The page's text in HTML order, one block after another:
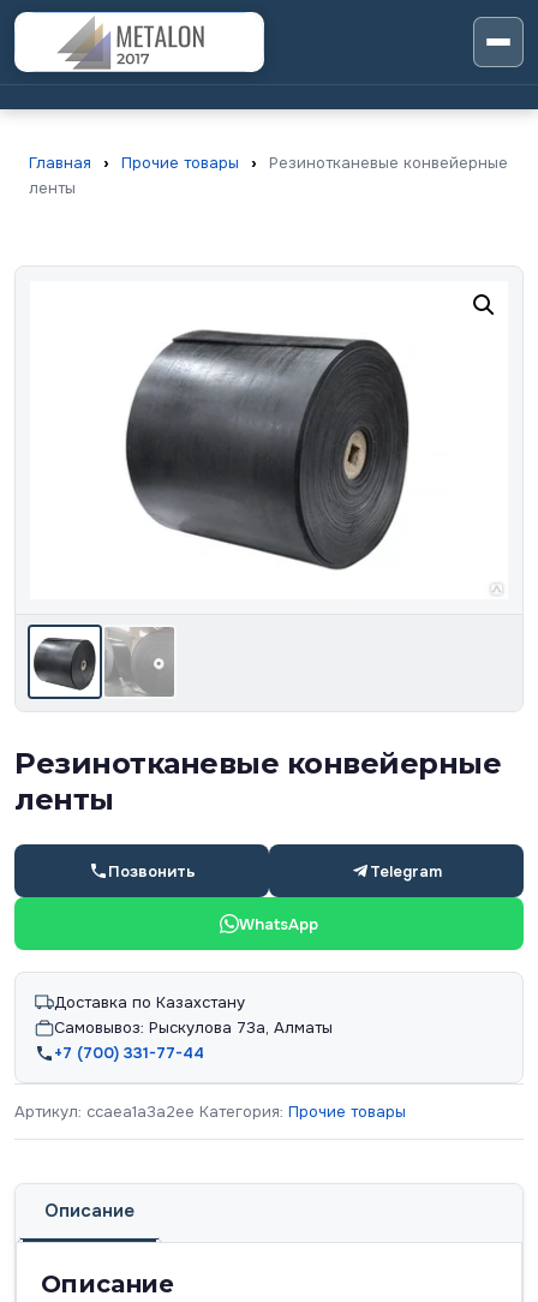
Главная › Прочие товары ›
Резинотканевые конвейерные
ленты
Резинотканевые конвейерные
ленты
Позвонить Telegram
WhatsApp
Доставка по Казахстану
Самовывоз: Рыскулова 73а, Алматы
+7 (700) 331-77-44
Артикул: ccaea1a3a2ee Категория: Прочие товары
Описание
Описание